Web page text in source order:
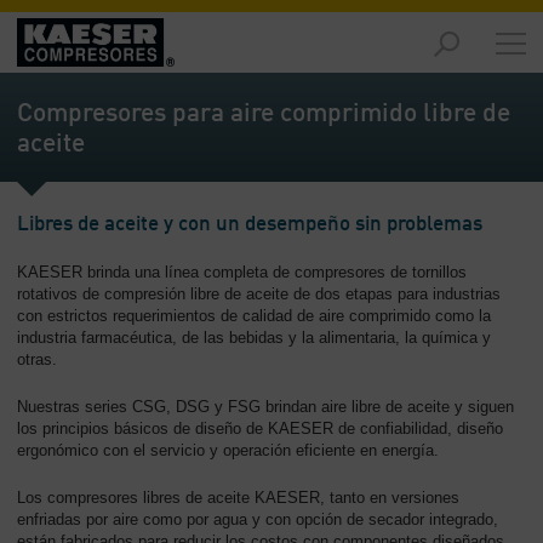
Productos
y
soluciones
-
Servicios
Contenido
Recursos
de
comprimido
-
Contenido
Conozca
Kaeser
Compresores para aire comprimido libre de
aceite
Libres de aceite y con un desempeño sin problemas
KAESER brinda una línea completa de compresores de tornillos
rotativos de compresión libre de aceite de dos etapas para industrias
con estrictos requerimientos de calidad de aire comprimido como la
industria farmacéutica, de las bebidas y la alimentaria, la química y
otras.
Nuestras series CSG, DSG y FSG brindan aire libre de aceite y siguen
los principios básicos de diseño de KAESER de confiabilidad, diseño
ergonómico con el servicio y operación eficiente en energía.
Los compresores libres de aceite KAESER, tanto en versiones
enfriadas por aire como por agua y con opción de secador integrado,